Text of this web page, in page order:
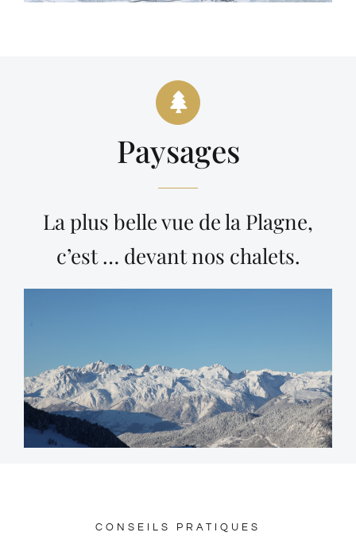
Paysages
La plus belle vue de la Plagne,
c’est … devant nos chalets.
CONSEILS PRATIQUES